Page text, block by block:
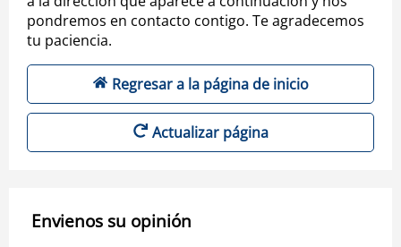
pondremos en contacto contigo. Te agradecemos
tu paciencia.
Regresar a la página de inicio
Actualizar página
Envienos su opinión